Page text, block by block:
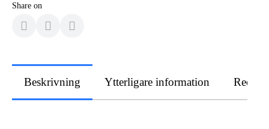
Share on
Beskrivning Ytterligare information